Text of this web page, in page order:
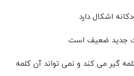
اشکال دارد
جدید ضعیف است
گیر می کند و نمی تواند آن کلمه